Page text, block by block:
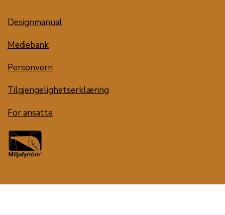
Designmanual
Mediebank
Personvern
Tilgjengelighetserklæring
For ansatte